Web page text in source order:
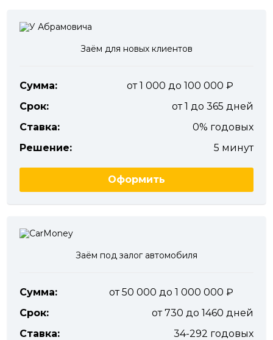
Заём для новых клиентов
Сумма:
от 1 000 до 100 000
Срок:
от 1 до 365 дней
Ставка:
0% годовых
Решение:
5 минут
Оформить
Заём под залог автомобиля
Сумма:
от 50 000 до 1 000 000
Срок:
от 730 до 1460 дней
Ставка:
34-292 годовых